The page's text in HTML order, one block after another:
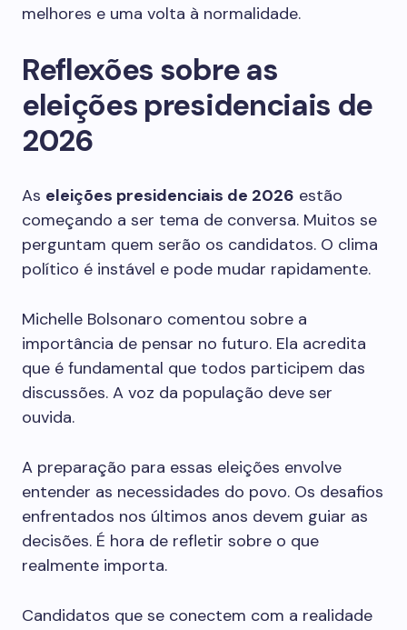
melhores e uma volta à normalidade.
Reflexões sobre as
eleições presidenciais de
2026
As eleições presidenciais de 2026 estão
começando a ser tema de conversa. Muitos se
perguntam quem serão os candidatos. O clima
político é instável e pode mudar rapidamente.
Michelle Bolsonaro comentou sobre a
importância de pensar no futuro. Ela acredita
que é fundamental que todos participem das
discussões. A voz da população deve ser
ouvida.
A preparação para essas eleições envolve
entender as necessidades do povo. Os desafios
enfrentados nos últimos anos devem guiar as
decisões. É hora de refletir sobre o que
realmente importa.
Candidatos que se conectem com a realidade